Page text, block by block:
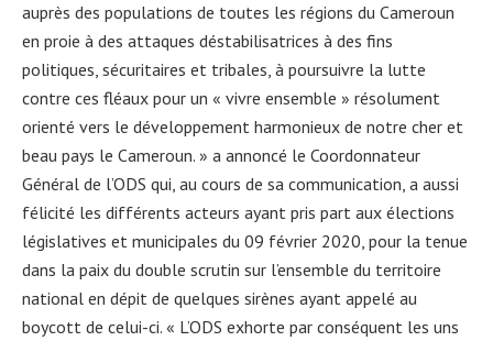
auprès des populations de toutes les régions du Cameroun
en proie à des attaques déstabilisatrices à des fins
politiques, sécuritaires et tribales, à poursuivre la lutte
contre ces fléaux pour un « vivre ensemble » résolument
orienté vers le développement harmonieux de notre cher et
beau pays le Cameroun. » a annoncé le Coordonnateur
Général de l’ODS qui, au cours de sa communication, a aussi
félicité les différents acteurs ayant pris part aux élections
législatives et municipales du 09 février 2020, pour la tenue
dans la paix du double scrutin sur l’ensemble du territoire
national en dépit de quelques sirènes ayant appelé au
boycott de celui-ci. « L’ODS exhorte par conséquent les uns